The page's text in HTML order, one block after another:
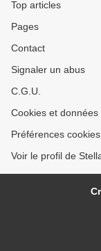
Top articles
Pages
Contact
Signaler un abus
C.G.U.
Cookies et
Préférences cookies
Voir le profil de